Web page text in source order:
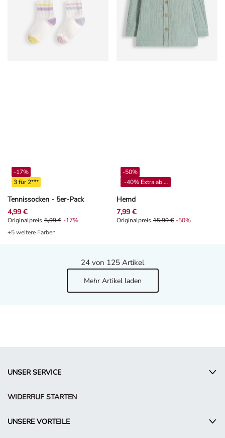
Tennissocken - 5er-Pack
-17%
3 für 2***
4,99 €
Originalpreis 5,99 €, Rabat -17%
Originalpreis 5,99 € -17%
+5 weitere Farben
Hemd
-50%
-40% Extra ab 4**
7,99 €
Originalpreis 15,99 €, Rabat -50%
Originalpreis 15,99 € -50%
24 von 125 Artikel
Mehr Artikel laden
UNSER SERVICE
WIDERRUF STARTEN
UNSERE VORTEILE